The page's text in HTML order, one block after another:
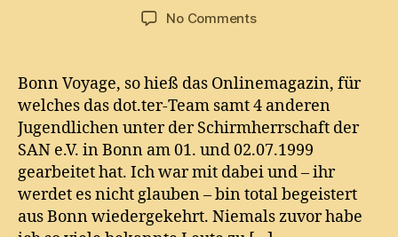
No Commentson
Bonn Voyage, so hieß das Onlinemagazin, für
welches das dot.ter-Team samt 4 anderen
Jugendlichen unter der Schirmherrschaft der
SAN e.V. in Bonn am 01. und 02.07.1999
gearbeitet hat. Ich war mit dabei und – ihr
werdet es nicht glauben – bin total begeistert
aus Bonn wiedergekehrt. Niemals zuvor habe